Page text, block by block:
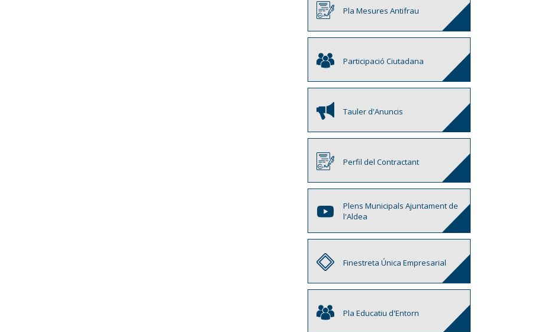
Pla Mesures Antifrau
Participació Ciutadana
Tauler d'Anuncis
Perfil del Contractant
Plens Municipals Ajuntament de
l'Aldea
Finestreta Única Empresarial
Pla Educatiu d'Entorn